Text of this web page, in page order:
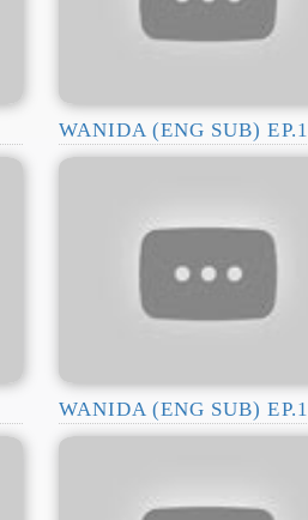
WANIDA (ENG SUB)
WANIDA (ENG SUB)